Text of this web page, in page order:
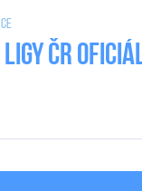
Ligy ČR